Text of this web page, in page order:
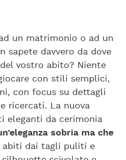
un matrimonio o ad un
sapete davvero da dove
vostro abito? Niente
con stili semplici,
con focus su dettagli
ricercati. La nuova
eleganti da cerimonia
sobria ma che
abiti dai tagli puliti e